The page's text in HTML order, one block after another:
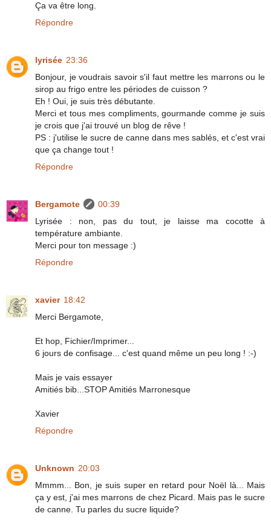
Ça va être long.
Répondre
lyrisée 23:36
Bonjour, je voudrais savoir s'il faut mettre les marrons ou le
sirop au frigo entre les périodes de cuisson ?
Eh ! Oui, je suis très débutante.
Merci et tous mes compliments, gourmande comme je suis
je crois que j'ai trouvé un blog de rêve !
PS : j'utilise le sucre de canne dans mes sablés, et c'est vrai
que ça change tout !
Répondre
Bergamote
00:39
Lyrisée : non, pas du tout, je laisse ma cocotte à
température ambiante.
Merci pour ton message :)
Répondre
xavier 18:42
Merci Bergamote,
Et hop, Fichier/Imprimer...
6 jours de confisage... c'est quand même un peu long ! :-)
Mais je vais essayer
Amitiés bib...STOP Amitiés Marronesque
Xavier
Répondre
Unknown 20:03
Mmmm... Bon, je suis super en retard pour Noël là... Mais
ça y est, j'ai mes marrons de chez Picard. Mais pas le sucre
de canne. Tu parles du sucre liquide?